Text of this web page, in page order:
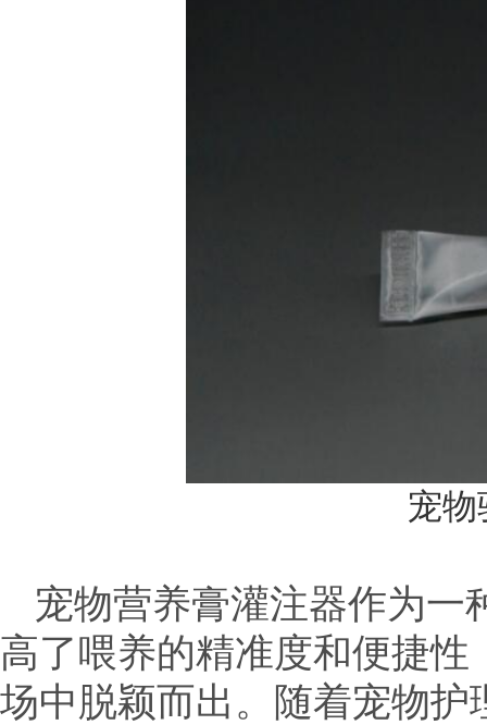
宠物
宠物营养膏灌注器作为一
高了喂养的精准度和便捷
场中脱颖而出。随着宠物